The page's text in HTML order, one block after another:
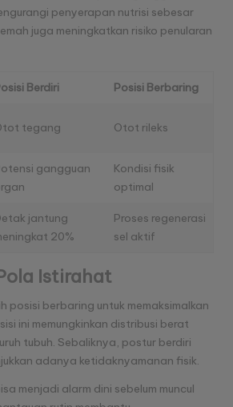
penyerapan nutrisi sebesar
juga meningkatkan risiko penularan
Berdiri Posisi Berbaring
tegang Otot rileks
gangguan
Kondisi fisik
optimal
jantung
20%
Proses regenerasi
sel aktif
Istirahat
posisi berbaring untuk memaksimalkan
ini memungkinkan distribusi berat
tubuh. Sebaliknya, postur berdiri
adanya ketidaknyamanan fisik.
menjadi alarm dini sebelum muncul